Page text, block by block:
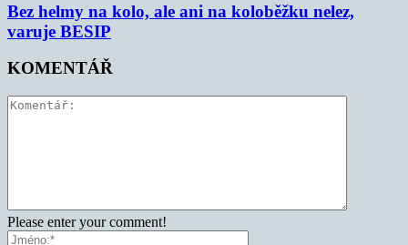
Bez helmy na kolo, ale ani na koloběžku nelez,
varuje BESIP
KOMENTÁŘ
Please enter your comment!